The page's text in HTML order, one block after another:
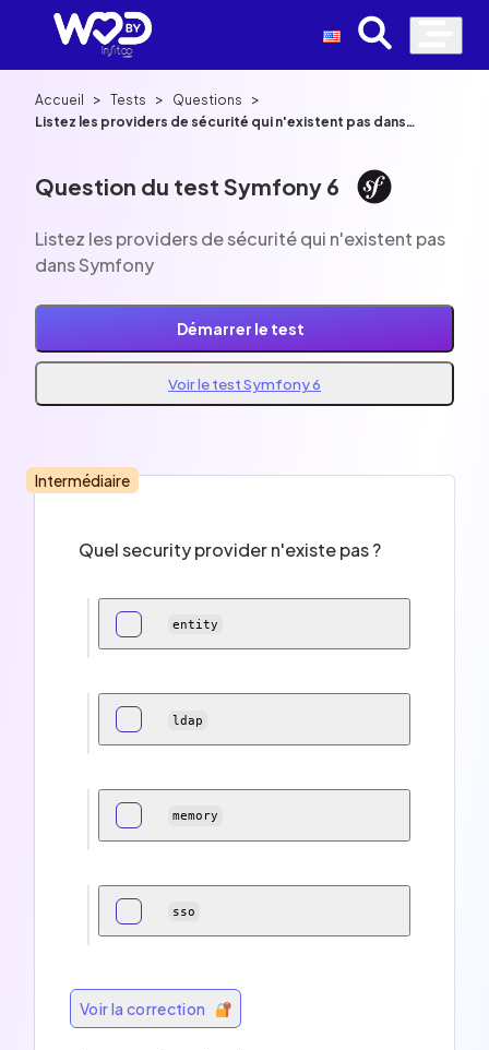
Accueil > Tests > Questions >
Listez les providers de sécurité qui n'existent pas dans
Question du test Symfony 6
Listez les providers de sécurité qui n'existent pas
dans Symfony
Démarrer le test
Voir le test Symfony 6
Intermédiaire
Quel security provider n'existe pas ?
entity
ldap
memory
sso
Voir la correction